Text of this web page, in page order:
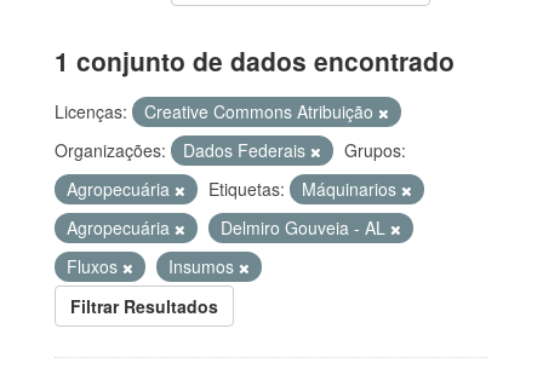
1 conjunto de dados encontrado
Licenças:
Creative Commons Atribuição
Organizações:
Dados Federais
Grupos:
Agropecuária
Etiquetas:
Máquinarios
Agropecuária
Delmiro Gouveia - AL
Fluxos
Insumos
Filtrar Resultados